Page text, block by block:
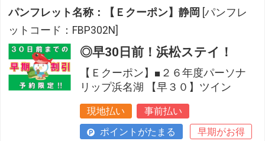
パンフレット名称：【Ｅクーポン】静岡 [パンフレ
ットコード：FBP302N]
◎早30日前！浜松ステイ！
【Ｅクーポン】■２６年度パーソナ
リップ浜名湖 【早３０】ツイン
現地払い
事前払い
ポイントがたまる
早期がお得